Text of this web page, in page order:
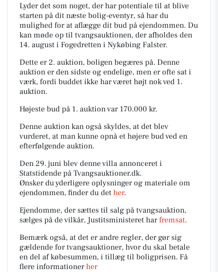
Lyder det som noget, der har potentiale til at blive
starten på dit næste bolig-eventyr, så har du
mulighed for at aflægge dit bud på ejendommen. Du
kan møde op til tvangsauktionen, der afholdes den
14. august i Fogedretten i Nykøbing Falster.
Dette er 2. auktion, boligen begæres på. Denne
auktion er den sidste og endelige, men er ofte sat i
værk, fordi buddet ikke har været højt nok ved 1.
auktion.
Højeste bud på 1. auktion var 170.000 kr.
Denne auktion kan også skyldes, at det blev
vurderet, at man kunne opnå et højere bud ved en
efterfølgende auktion.
Den 29. juni blev denne villa annonceret i
Statstidende på Tvangsauktioner.dk.
Ønsker du yderligere oplysninger og materiale om
ejendommen, finder du det her.
Ejendomme, der sættes til salg på tvangsauktion,
sælges på de vilkår, Justitsministeret harfremsat.
Bemærk også, at det er andre regler, der gør sig
gældende for tvangsauktioner, hvor du skal betale
en del af købesummen, i tillæg til boligprisen. Få
flere informationerher